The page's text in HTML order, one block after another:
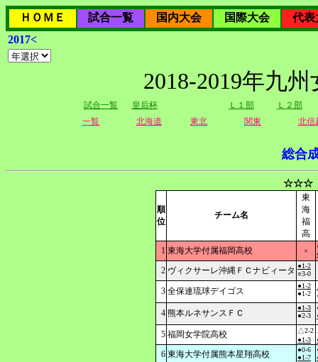
ＨＯＭＥ 試合一覧 国内大会 国際大会
代表
2017<
2018-2019年九
試合一覧 皇后杯 Ｌ１部
Ｌ２部
一覧
北海道 東北 関東 北信
総合
☆☆☆
順
位
チーム名
東
海
福
高
1 東海大学付属福岡高校 ×
2 ヴィクサーレ沖縄ＦＣナビィータ ●1-2
○3-0
3 全保連琉球デイゴス
●1-2
●1-2
4 熊本ルネサンスＦＣ
●1-3
●2-3
5 福岡女学院高校
△2-2
●1-3
6 東海大学付属熊本星翔高校
●0-6
●1-7